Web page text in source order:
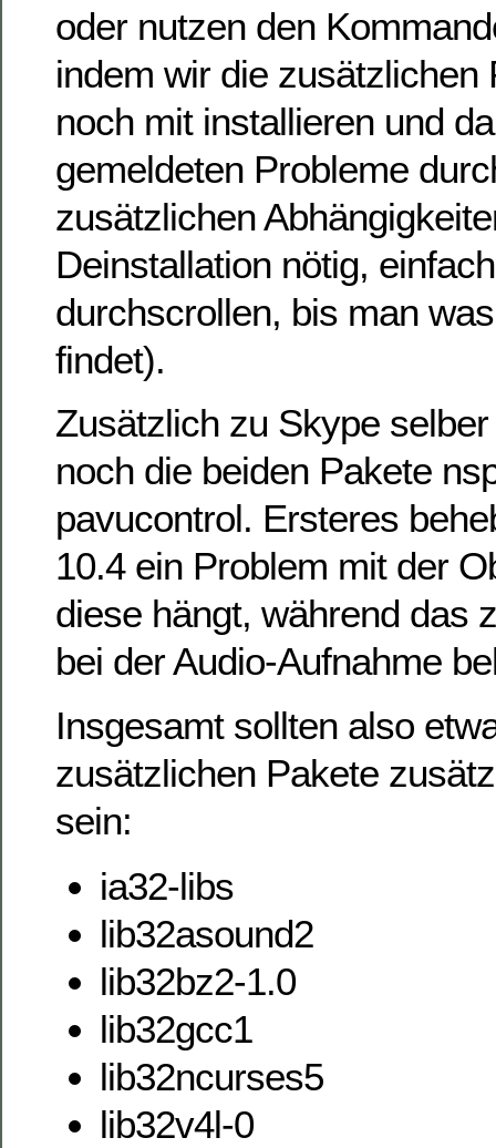
oder nutzen den
indem wir die zusätzlichen
noch mit installieren und
gemeldeten Probleme
zusätzlichen
Deinstallation nötig,
durchscrollen, bis man
findet).
Zusätzlich zu Skype
noch die beiden Pakete
pavucontrol. Ersteres
10.4 ein Problem mit der
diese hängt, während das
bei der Audio-Aufnahme
Insgesamt sollten also
zusätzlichen Pakete
sein:
ia32-libs
lib32asound2
lib32bz2-1.0
lib32gcc1
lib32ncurses5
lib32v4l-0